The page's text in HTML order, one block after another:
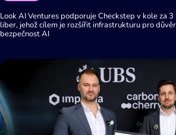
Look AI Ventures podporuje Checkstep v kole za
liber, jehož cílem je rozšířit infrastrukturu pro
bezpečnost AI